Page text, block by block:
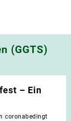
(GGTS)
– Ein
coronabedingt